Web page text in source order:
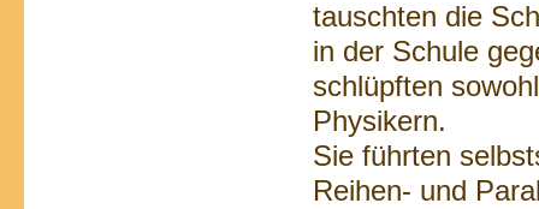
tauschten die
in der Schule
schlüpften
Physikern.
Sie führten
Reihen- und